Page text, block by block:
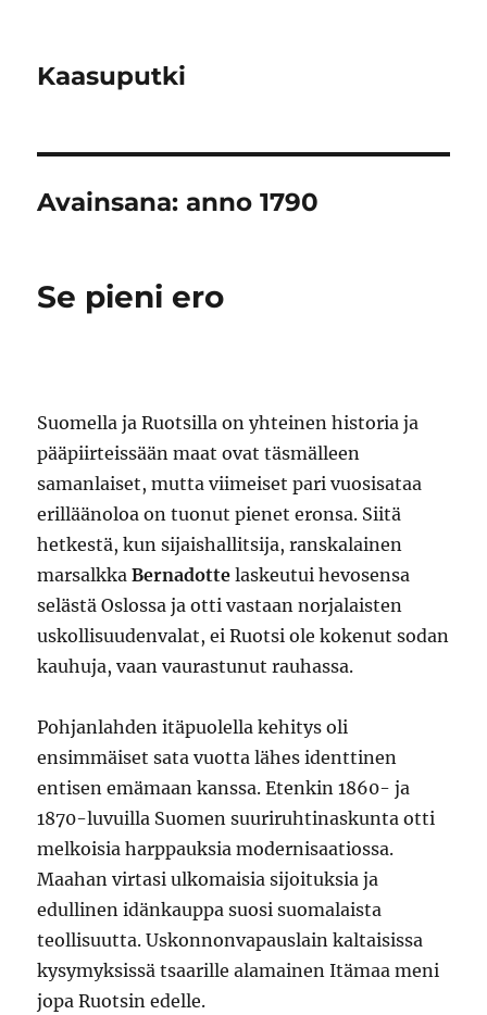
Kaasuputki
Avainsana:anno 1790
Se pieni ero
Suomella ja Ruotsilla on yhteinen historia ja
pääpiirteissään maat ovat täsmälleen
samanlaiset, mutta viimeiset pari vuosisataa
erilläänoloa on tuonut pienet eronsa. Siitä
hetkestä, kun sijaishallitsija, ranskalainen
marsalkkaBernadotte laskeutui hevosensa
selästä Oslossa ja otti vastaan norjalaisten
uskollisuudenvalat, ei Ruotsi ole kokenut sodan
kauhuja, vaan vaurastunut rauhassa.
Pohjanlahden itäpuolella kehitys oli
ensimmäiset sata vuotta lähes identtinen
entisen emämaan kanssa. Etenkin 1860- ja
1870-luvuilla Suomen suuriruhtinaskunta otti
melkoisia harppauksia modernisaatiossa.
Maahan virtasi ulkomaisia sijoituksia ja
edullinen idänkauppa suosi suomalaista
teollisuutta. Uskonnonvapauslain kaltaisissa
kysymyksissä tsaarille alamainen Itämaa meni
jopa Ruotsin edelle.